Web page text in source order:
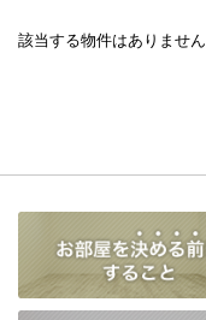
該当する物件はありません